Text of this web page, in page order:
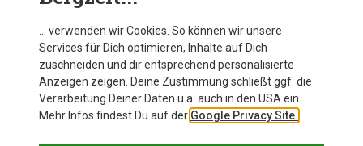
Biner Fix 11mm (10er Pack) Karabinerfixierung
ONE SIZE
Skylotec
15,43 €
… verwenden wir Cookies. So können wir unsere
Services für Dich optimieren, Inhalte auf Dich
zuschneiden und dir entsprechend personalisierte
Anzeigen zeigen. Deine Zustimmung schließt ggf. die
Verarbeitung Deiner Daten u.a. auch in den USA ein.
Mehr Infos findest Du auf der Google Privacy Site.